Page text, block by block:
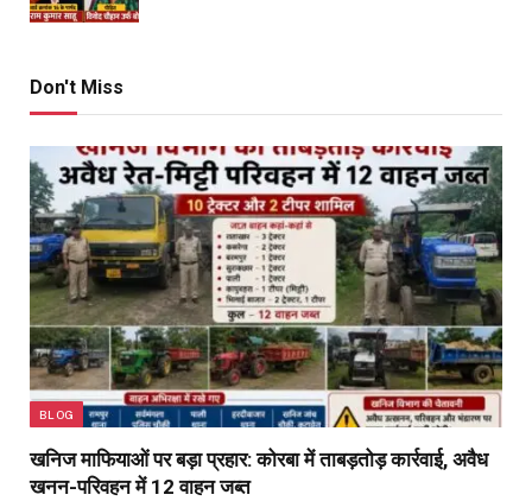
Don't Miss
BLOG
खनिज माफियाओं पर बड़ा प्रहार: कोरबा में ताबड़तोड़ कार्रवाई, अवैध
खनन-परिवहन में 12 वाहन जब्त